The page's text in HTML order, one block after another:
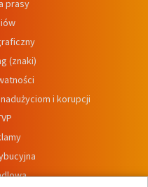
prasy
(znaki)
i korupcji